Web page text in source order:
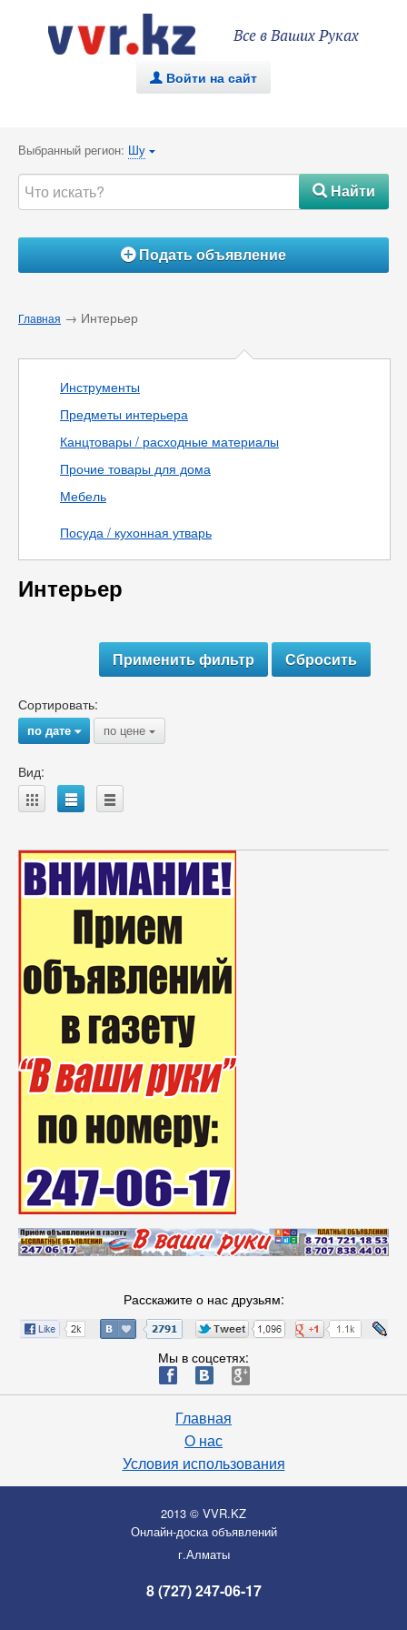
Все в Ваших Руках
. Войти на сайт
Выбранный регион: Шу {
#Найти
ÁПодать объявление
Главная → Интерьер
Инструменты
Предметы интерьера
Канцтовары / расходные материалы
Прочие товары для дома
Мебель
Посуда / кухонная утварь
Интерьер
Сортировать:
по дате{ по цене {
Вид:
A B C
Расскажите о нас друзьям:
Мы в соцсетях:
ä æ è
Главная
О нас
Условия использования
2013 © VVR.KZ
Онлайн-доска объявлений
г.Алматы
8 (727) 247-06-17